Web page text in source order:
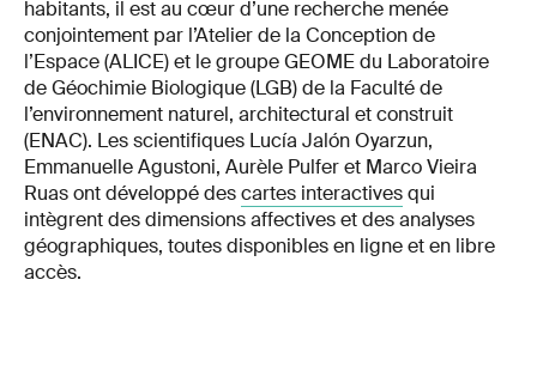
habitants, il est au cœur d’une recherche menée
conjointement par l’Atelier de la Conception de
l’Espace (ALICE) et le groupe GEOME du Laboratoire
de Géochimie Biologique (LGB) de la Faculté de
l’environnement naturel, architectural et construit
(ENAC). Les scientifiques Lucía Jalón Oyarzun,
Emmanuelle Agustoni, Aurèle Pulfer et Marco Vieira
Ruas ont développé descartes interactivesqui
intègrent des dimensions affectives et des analyses
géographiques, toutes disponibles en ligne et en libre
accès.